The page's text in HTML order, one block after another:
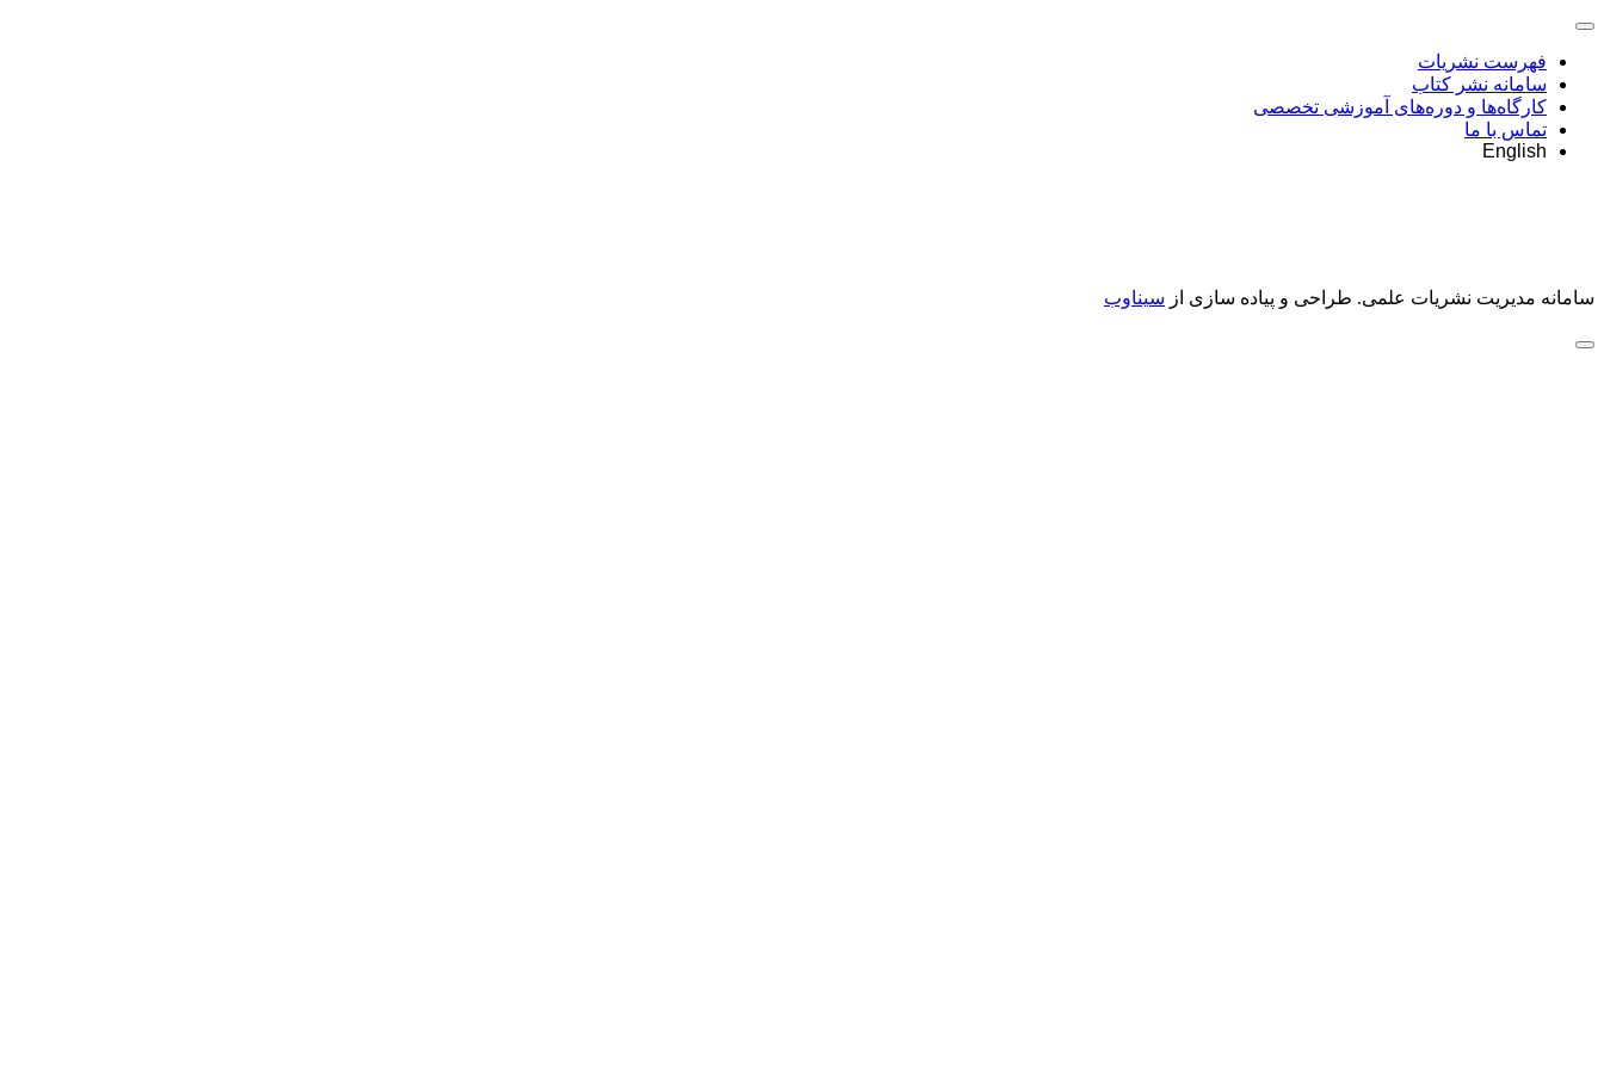
فهرست نشریات
سامانه نشر کتاب
کارگاه‌ها و دوره‌های آموزشی تخصصی
تماس با ما
English
سامانه مدیریت نشریات علمی. طراحی و پیاده سازی از سیناوب